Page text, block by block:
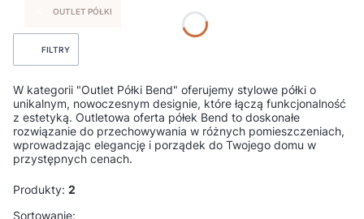
OUTLET PÓŁKI
FILTRY
W kategorii "Outlet Półki Bend" oferujemy stylowe półki o
unikalnym, nowoczesnym designie, które łączą funkcjonalność
z estetyką. Outletowa oferta półek Bend to doskonałe
rozwiązanie do przechowywania w różnych pomieszczeniach,
wprowadzając elegancję i porządek do Twojego domu w
przystępnych cenach.
Produkty: 2
Sortowanie: